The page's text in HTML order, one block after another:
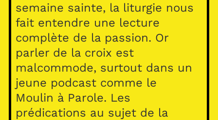
semaine sainte, la liturgie nous
fait entendre une lecture
complète de la passion. Or
parler de la croix est
malcommode, surtout dans un
jeune podcast comme le
Moulin à Parole. Les
prédications au sujet de la